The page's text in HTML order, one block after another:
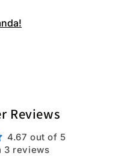
Reviews
4.67 out of 5
3 reviews